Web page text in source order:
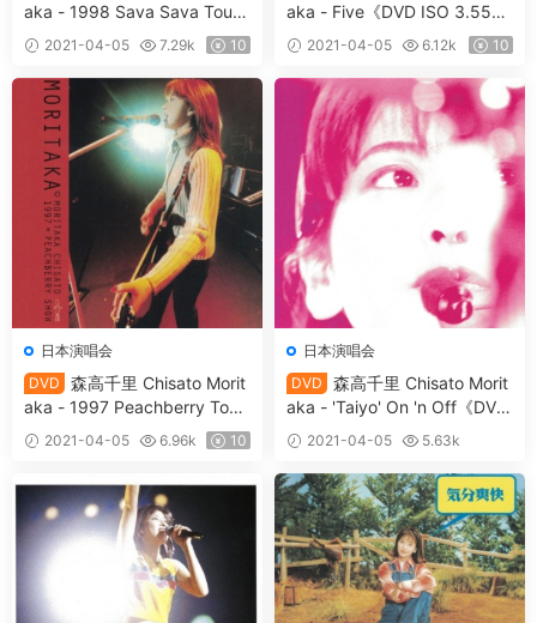
aka - 1998 Sava Sava Tour
《DVD ISO 6G》
2021-04-05 7.29k 10
aka - Five《DVD ISO 3.55
G》2021-04-05 6.12k 10
日本演唱会
DVD
森高千里 Chisato Morit
aka - 1997 Peachberry Tour
《DVD ISO 6.01G》
2021-04-05 6.96k 10
日本演唱会
DVD
森高千里 Chisato Morit
aka - 'Taiyo' On 'n Off《DVD
ISO 4.35G》
2021-04-05
5.63k